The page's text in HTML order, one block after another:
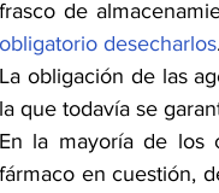
frasco de
obligatorio desecharlos
La obligación de las
la que todavía se
En la mayoría de los
fármaco en cuestión,